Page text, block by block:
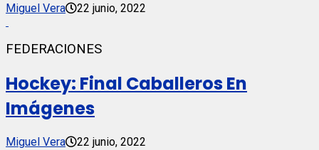
Miguel Vera 22 junio, 2022
FEDERACIONES
Hockey: Final Caballeros En
Imágenes
Miguel Vera 22 junio, 2022